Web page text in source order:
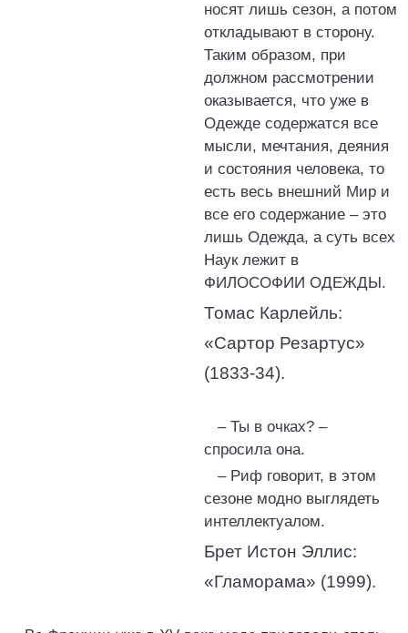
носят лишь сезон, а потом
откладывают в сторону.
Таким образом, при
должном рассмотрении
оказывается, что уже в
Одежде содержатся все
мысли, мечтания, деяния
и состояния человека, то
есть весь внешний Мир и
все его содержание – это
лишь Одежда, а суть всех
Наук лежит в
ФИЛОСОФИИ ОДЕЖДЫ.
Томас Карлейль:
«Сартор Резартус»
(1833-34).
– Ты в очках? –
спросила она.
– Риф говорит, в этом
сезоне модно выглядеть
интеллектуалом.
Брет Истон Эллис:
«Гламорама» (1999).